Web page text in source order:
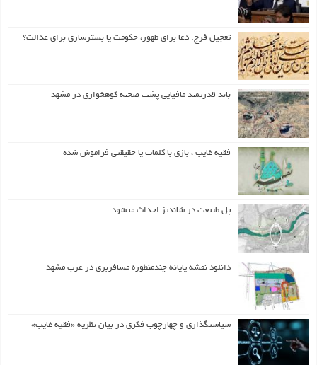
تعجیل فرج: دعا برای ظهور، حکومت یا بسترسازی برای عدالت؟
باند قدرتمند مافیایی پشت صحنه کوهخواری در مشهد
فقیه غایب ، بازی با کلمات یا حقیقتی فراموش شده
پل طبیعت در شاندیز احداث میشود
دانلود نقشه پایانه چندمنظوره مسافربری در غرب مشهد
سیاستگذاری و چهارچوب فکری در بیان نظریه «فقیه غایب»